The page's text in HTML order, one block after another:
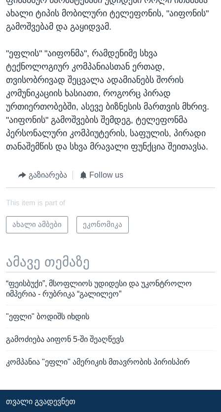
ახალი ტიპის მობილური ტელეფონის, "აიფონის"
გამოშვებამ და გაყიდვამ.
"ეფლის" "აიფონმა", რამდენიმე სხვა
ტექნოლოგიურ კომპანიასთან ერთად,
თვისობრივად შეცვალა ადამიანებს შორის
კომუნიკაციის ხასიათი, როგორც პირად
ურთიერთობებში, ასევე ბიზნესის მართვის მხრივ.
"აიფონის" გამოშვების შემდეგ, ტელეფონმა
პერსონალური კომპიუტერის, საფულის, პირადი
თანაშემწის და სხვა მრავალი ფუნქცია შეითავსა.
გაზიარება Follow us
This item is part of
ახალი ამბები ეკონომიკა
ამავე თემაზე
“ფეისბუქი”, მსოფლიოს უდიდესი და უკონტროლო
იმპერია - რუბრიკა “გალილეო”
"ეფლი" ბოდიშს იხდის
გამოძიება აიფონ 5-ში შეაღწევს
კომპანია "ეფლი" ამერიკის მთავრობის პირისპირ
ᲗᲕᲐᲚᲘ ᲒᲕᲐᲓᲔᲕᲜᲔᲗ